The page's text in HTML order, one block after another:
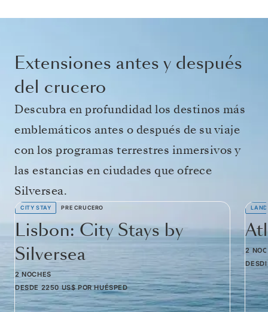
Extensiones antes y después
del crucero
Descubra en profundidad los destinos más
emblemáticos antes o después de su viaje
con los programas terrestres inmersivos y
las estancias en ciudades que ofrece
Silversea.
CITY STAY PRE CRUCERO
Lisbon: City Stays by
Silversea
2 NOCHES
DESDE 2250 US$ POR HUÉSPED
2